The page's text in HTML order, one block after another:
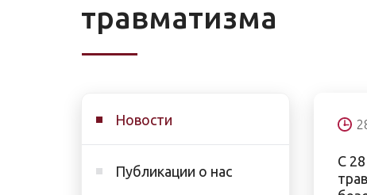
травматизма
С
Новости
Публикации о нас